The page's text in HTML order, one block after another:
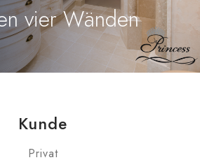
vier Wänden
Kunde
Privat